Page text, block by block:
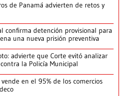
de Panamá advierten de retos y
confirma detención provisional para
una nueva prisión preventiva
advierte que Corte evitó analizar
la Policía Municipal
en el 95% de los comercios